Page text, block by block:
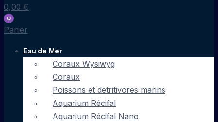
0,00 €
0
Panier
Eau de Mer
Coraux Wysiwyg
Coraux
Poissons et detritivores marins
Aquarium Récifal
Aquarium Récifal Nano